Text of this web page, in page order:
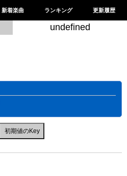
新着楽曲 ランキング 更新履歴
undefined